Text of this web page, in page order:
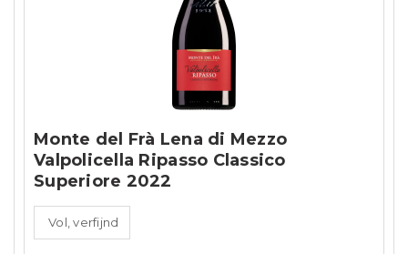
Monte del Frà Lena di Mezzo
Valpolicella Ripasso Classico
Superiore 2022
Vol, verfijnd